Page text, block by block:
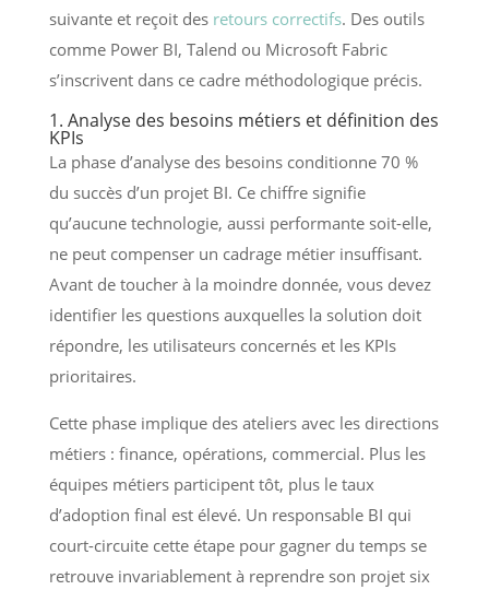
suivante et reçoit des retours correctifs. Des outils
comme Power BI, Talend ou Microsoft Fabric
s’inscrivent dans ce cadre méthodologique précis.
1. Analyse des besoins métiers et définition des
KPIs
La phase d’analyse des besoins conditionne 70 %
du succès d’un projet BI. Ce chiffre signifie
qu’aucune technologie, aussi performante soit-elle,
ne peut compenser un cadrage métier insuffisant.
Avant de toucher à la moindre donnée, vous devez
identifier les questions auxquelles la solution doit
répondre, les utilisateurs concernés et les KPIs
prioritaires.
Cette phase implique des ateliers avec les directions
métiers : finance, opérations, commercial. Plus les
équipes métiers participent tôt, plus le taux
d’adoption final est élevé. Un responsable BI qui
court-circuite cette étape pour gagner du temps se
retrouve invariablement à reprendre son projet six